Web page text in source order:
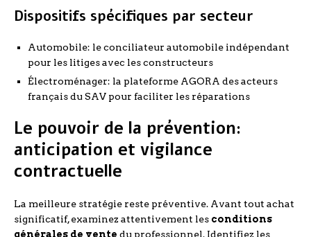
Dispositifs spécifiques par secteur
Automobile: le conciliateur automobile indépendant
pour les litiges avec les constructeurs
Électroménager: la plateforme AGORA des acteurs
français du SAV pour faciliter les réparations
Le pouvoir de la prévention:
anticipation et vigilance
contractuelle
La meilleure stratégie reste préventive. Avant tout achat
significatif, examinez attentivement les conditions
générales de vente du professionnel. Identifiez les